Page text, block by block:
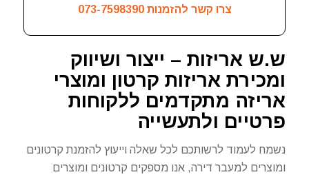
צרו קשר להזמנות073-7598390
ש.ש אריזות – ייצור ושיווק
ומכירת אריזות קרטון ומוצרי
אריזה מתקדמים ללקוחות
פרטיים ולתעשייה
נשמח לעמוד לרשותכם לכל שאלה וייעוץ להזמנת קרטונים
ומוצרים למעבר דירה, אנו מספקים קרטונים ומוצרים